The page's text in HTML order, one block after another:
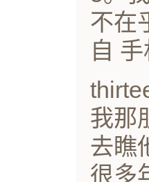
不在
自
我那
去瞧
很多